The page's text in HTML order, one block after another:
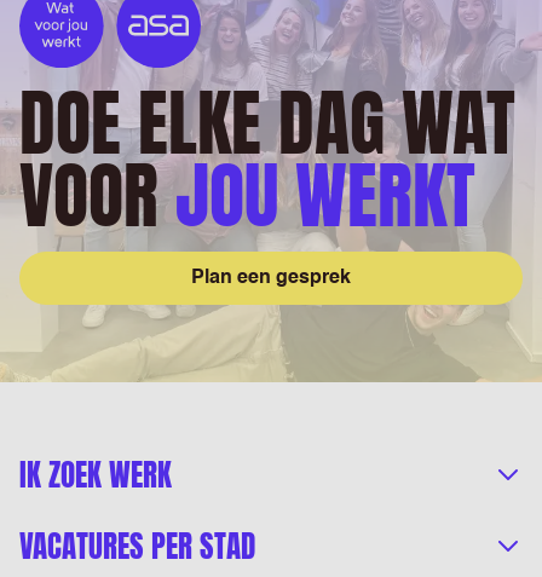
DOE ELKE DAG WAT
VOORJOU WERKT
Plan een gesprek
IK ZOEK WERK
VACATURES PER STAD